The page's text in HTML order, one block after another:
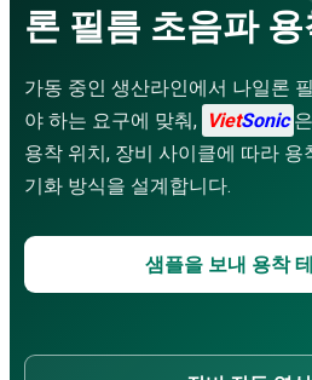
부직포 가방 생산 라인
서비스
상담 및 설계
기계 가공
수리 · 유지보수
방수
초음파 진동 스크린
애플리케이션 영상
초음파 용착기
론 필름 초음파
가동 중인 생산라인에서 나일론
야 하는 요구에 맞춰, VietSonic
용착 위치, 장비 사이클에 따라 용
기화 방식을 설계합니다.
샘플을 보내 용착